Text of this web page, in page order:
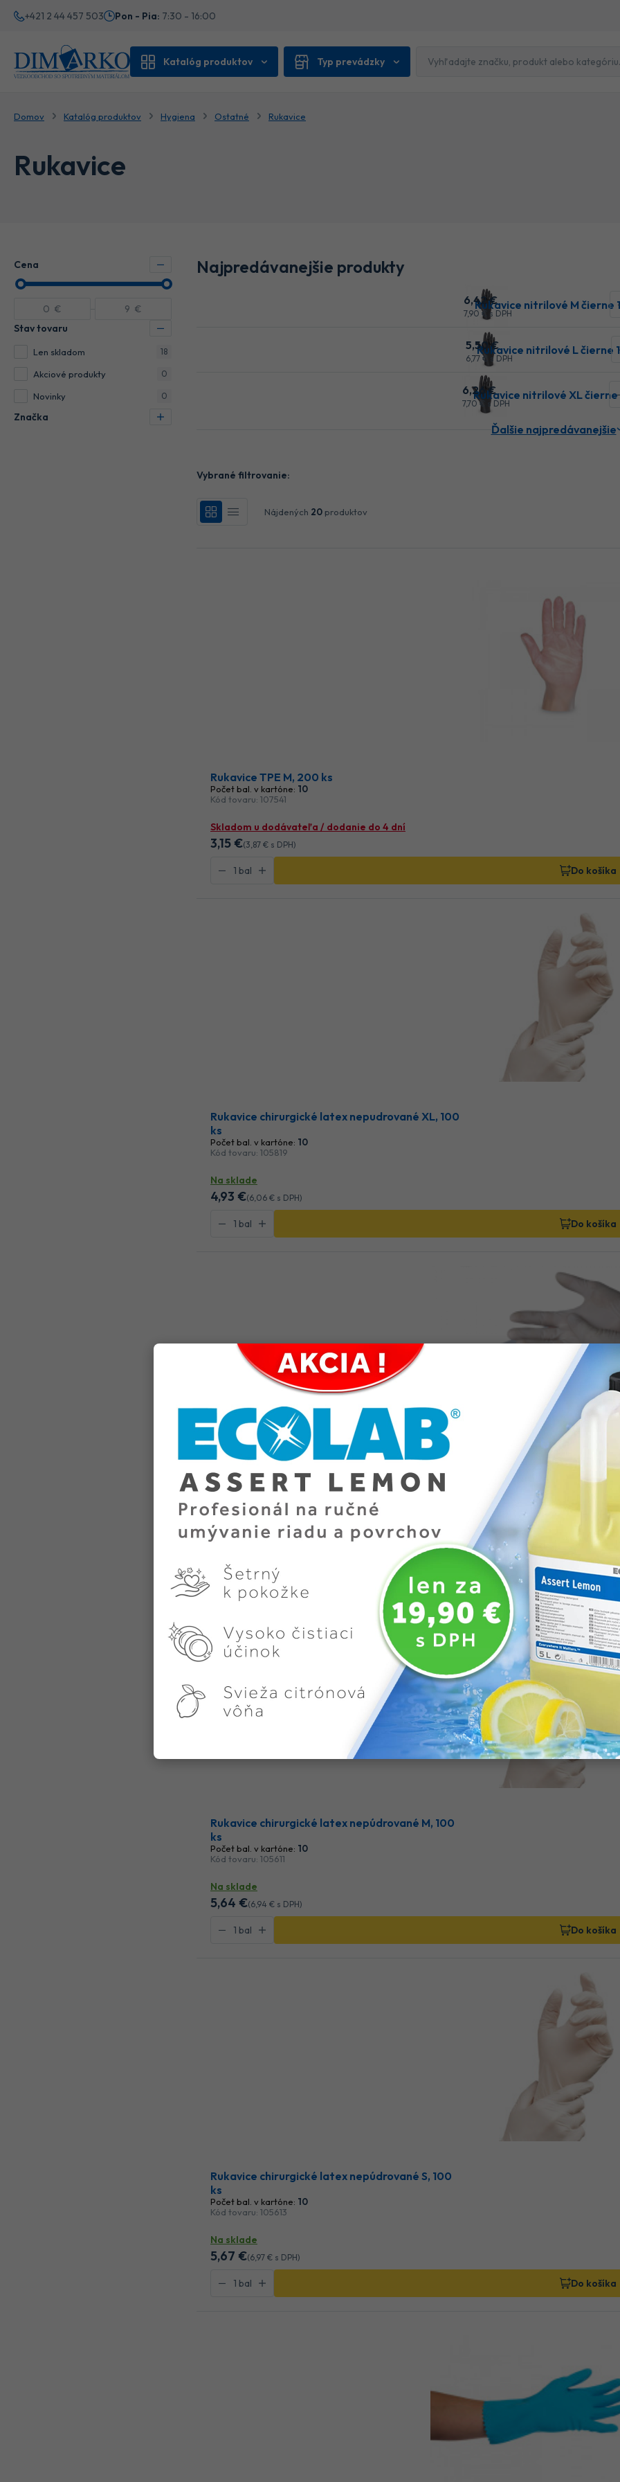
+421 2 44 457 503 Pon - Pia: 7:30 - 16:00
Katalóg produktov Typ prevádzky
Domov Katalóg produktov Hygiena Ostatné Rukavice
Rukavice
Cena
Stav tovaru
Len skladom 18
Akciové produkty 0
Novinky 0
Značka
Najpredávanejšie produkty
Rukavice nitrilové M čierne
6,42 €
7,90 € s DPH
Rukavice nitrilové L čierne
5,50 €
6,77 € s DPH
Rukavice nitrilové XL čierne
6,26 €
7,70 € s DPH
Ďalšie najpredávanejšie
Vybrané filtrovanie:
Nájdených 20produktov
Rukavice TPE M, 200 ks
Počet bal. v kartóne: 10
Kód tovaru: 107541
Skladom u dodávateľa / dodanie do 4 dní
3,15 €(3,87 € s DPH)
Do košíka
Rukavice chirurgické latex nepudrované XL, 100
ks
Počet bal. v kartóne: 10
Kód tovaru: 105819
Na sklade
4,93 €(6,06 € s DPH)
Do košíka
Rukavice chirurgické latex nepúdrované L, 100
ks
Počet bal. v kartóne:
10
Kód tovaru: 105612
Na sklade
Do košíka
Rukavice chirurgické latex nepúdrované M, 100
ks
Počet bal. v kartóne: 10
Kód tovaru: 105611
Na sklade
5,64 €(6,94 € s DPH)
Do košíka
Rukavice chirurgické latex nepúdrované S, 100
ks
Počet bal. v kartóne: 10
Kód tovaru: 105613
Na sklade
5,67 €(6,97 € s DPH)
Do košíka